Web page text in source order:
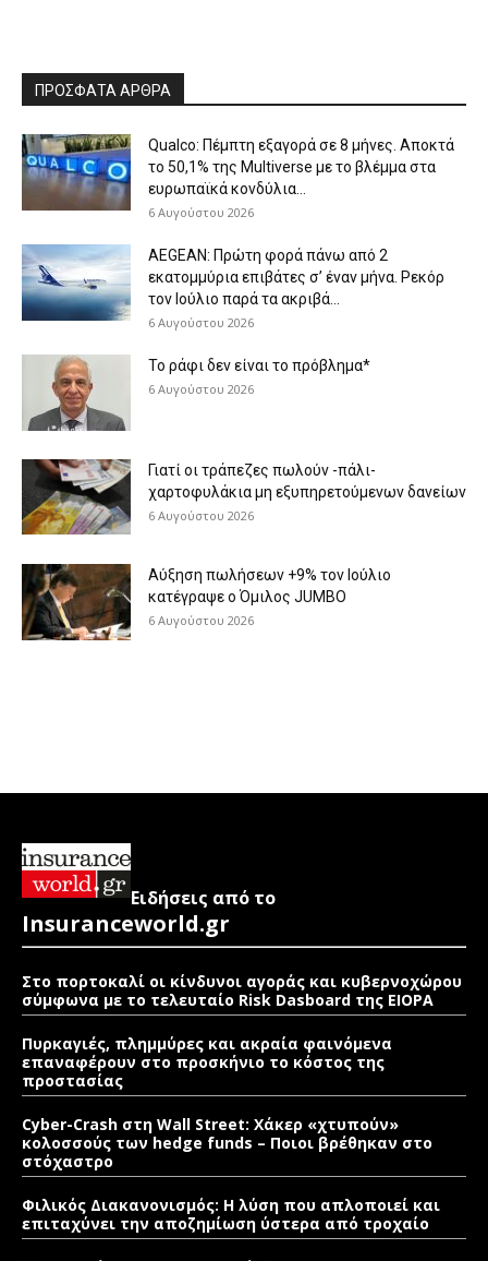
ΠΡΟΣΦΑΤΑ ΑΡΘΡΑ
Qualco: Πέμπτη εξαγορά σε 8 μήνες. Aποκτά
το 50,1% της Multiverse με το βλέμμα στα
ευρωπαϊκά κονδύλια...
6 Αυγούστου 2026
AEGEAN: Πρώτη φορά πάνω από 2
εκατομμύρια επιβάτες σ’ έναν μήνα. Ρεκόρ
τον Ιούλιο παρά τα ακριβά...
6 Αυγούστου 2026
Το ράφι δεν είναι το πρόβλημα*
6 Αυγούστου 2026
Γιατί οι τράπεζες πωλούν -πάλι-
χαρτοφυλάκια μη εξυπηρετούμενων δανείων
6 Αυγούστου 2026
Aύξηση πωλήσεων +9% τον Ιούλιο
κατέγραψε ο Όμιλος JUMBO
6 Αυγούστου 2026
Ειδήσεις από το
Insuranceworld.gr
Στο πορτοκαλί οι κίνδυνοι αγοράς και κυβερνοχώρου
σύμφωνα με το τελευταίο Risk Dasboard της EIOPA
Πυρκαγιές, πλημμύρες και ακραία φαινόμενα
επαναφέρουν στο προσκήνιο το κόστος της
προστασίας
Cyber-Crash στη Wall Street: Χάκερ «χτυπούν»
κολοσσούς των hedge funds – Ποιοι βρέθηκαν στο
στόχαστρο
Φιλικός Διακανονισμός: Η λύση που απλοποιεί και
επιταχύνει την αποζημίωση ύστερα από τροχαίο